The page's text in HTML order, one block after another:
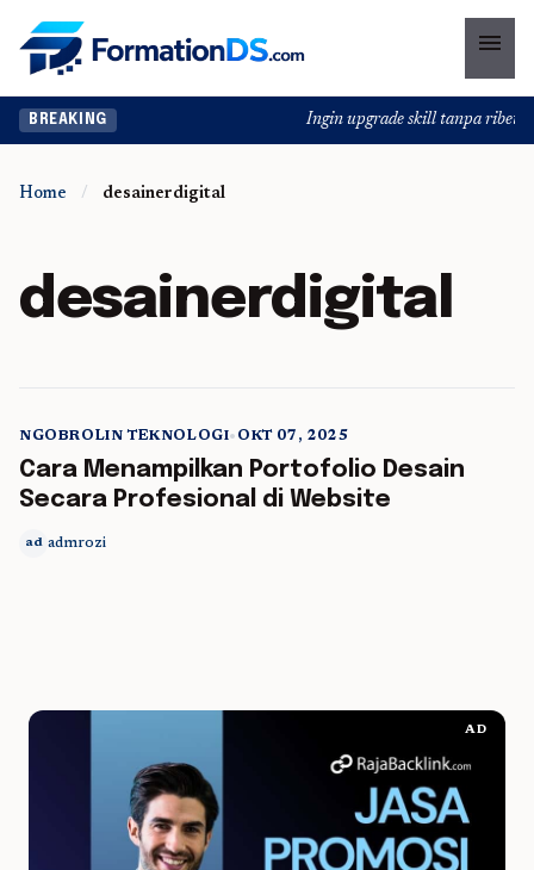
menu
BREAKING Ingin upgrade skill tanpa ribet?
Home / desainerdigital
desainerdigital
5 min read
NGOBROLIN TEKNOLOGI• OKT 07, 2025
Cara Menampilkan Portofolio Desain
Secara Profesional di Website
ad admrozi
AD